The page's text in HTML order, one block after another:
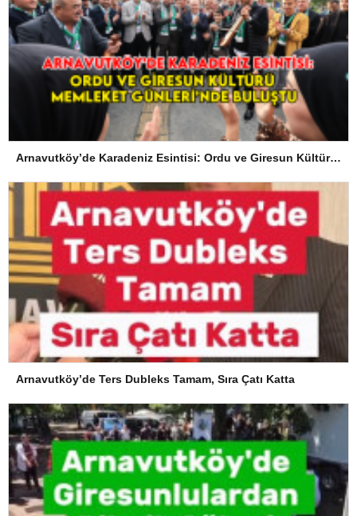
Arnavutköy’de Karadeniz Esintisi: Ordu ve Giresun Kültürü Memleket Günleri’nde Buluştu
Arnavutköy’de Ters Dubleks Tamam, Sıra Çatı Katta